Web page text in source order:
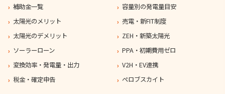
補助金一覧
太陽光のメリット
太陽光のデメリット
ソーラーローン
変換効率・発電量・出力
税金・確定申告
容量別の発電量目安
売電・新FIT制度
ZEH・新築太陽光
PPA・初期費用ゼロ
V2H・EV連携
ペロブスカイト